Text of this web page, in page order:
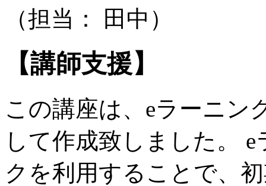
（担当： 田中）
【講師支援】
この講座は、eラーニン
して作成致しました。
クを利用することで、